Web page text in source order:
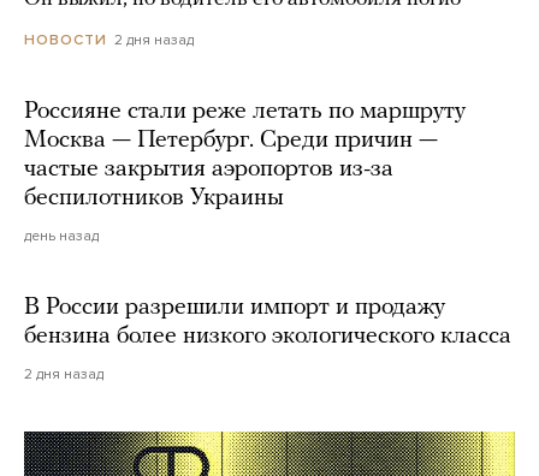
НОВОСТИ 2 дня назад
Россияне стали реже летать по маршруту
Москва — Петербург. Среди причин —
частые закрытия аэропортов из-за
беспилотников Украины
день назад
В России разрешили импорт и продажу
бензина более низкого экологического класса
2 дня назад